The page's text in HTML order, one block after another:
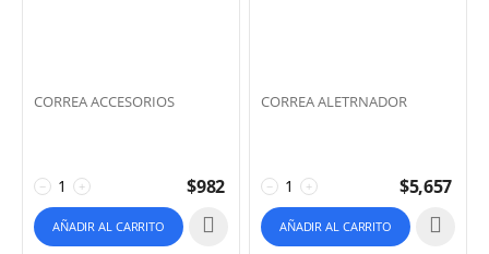
CORREA ACCESORIOS
+
− $982
AÑADIR AL CARRITO
CORREA ALETRNADOR
+
− $5,657
AÑADIR AL CARRITO